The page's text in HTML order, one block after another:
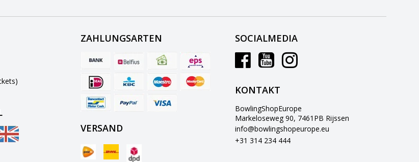
ZAHLUNGSARTEN
VERSAND
SOCIALMEDIA
KONTAKT
BowlingShopEurope
Markeloseweg 90, 7461PB Rijssen
info@bowlingshopeurope.eu
+31 314 234 444